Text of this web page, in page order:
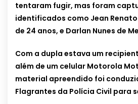
tentaram fugir, mas foram
identificados como Jean Renato
de 24 anos, e Darlan Nunes de
Com a dupla estava um
além de um celular Motorola
material apreendido foi
Flagrantes da Polícia Civil para